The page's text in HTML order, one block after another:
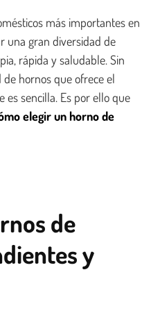
más importantes en
una gran diversidad de
rápida y saludable. Sin
hornos que ofrece el
es sencilla. Es por ello que
elegir un horno de
de
y